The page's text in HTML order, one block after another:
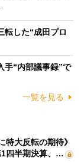
転した“成田プロ
手“内部議事録”で
一覧を見る
特大反転の期待》
1四半期決算、…